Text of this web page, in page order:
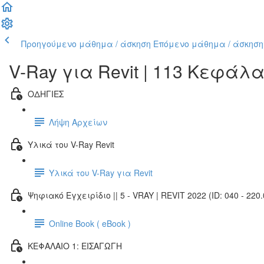
Προηγούμενο μάθημα / άσκηση Επόμενο μάθημα / άσκηση
V-Ray για Revit | 113
ΟΔΗΓΙΕΣ
Λήψη Αρχείων
Υλικά του V-Ray Revit
Υλικά του V-Ray για Revit
Ψηφιακό Εγχειρίδιο || 5 - VRAY | REVIT 2022 (ID: 040 -
Online Book ( eBook )
ΚΕΦΑΛΑΙΟ 1: ΕΙΣΑΓΩΓΗ